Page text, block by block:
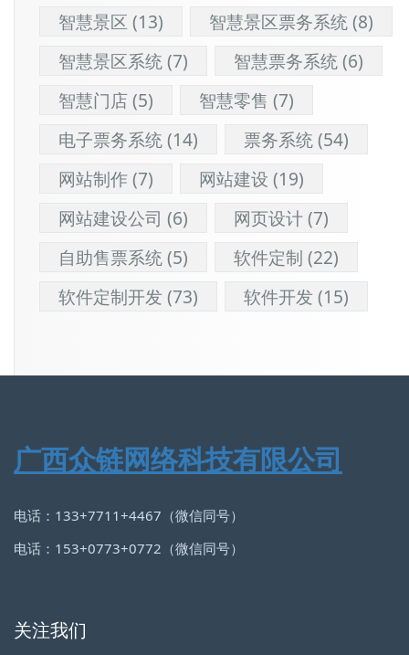
智慧景区(13) 智慧景区票务系统(8)
智慧景区系统(7) 智慧票务系统(6)
智慧门店(5) 智慧零售 (7)
电子票务系统(14) 票务系统(54)
网站制作(7) 网站建设 (19)
网站建设公司 (6) 网页设计(7)
自助售票系统(5) 软件定制 (22)
软件定制开发 (73) 软件开发 (15)
广西众链网络科技有限公司
电话：133+7711+4467（微信同号）
电话：153+0773+0772（微信同号）
关注我们